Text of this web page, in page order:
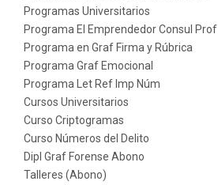
Programas Universitarios
Programa El Emprendedor Consul Prof
Programa en Graf Firma y Rúbrica
Programa Graf Emocional
Programa Let Ref Imp Núm
Cursos Universitarios
Curso Criptogramas
Curso Números del Delito
Dipl Graf Forense Abono
Talleres (Abono)